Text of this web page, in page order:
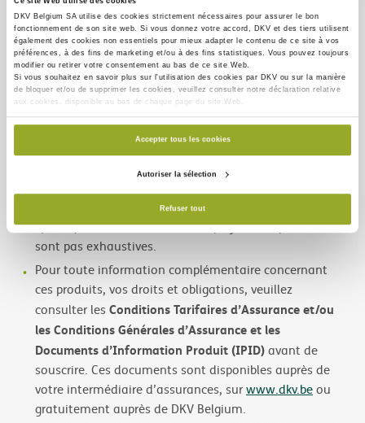
DKV Belgium SA utilise des cookies strictement nécessaires pour assurer le bon
fonctionnement de son site web. Si vous donnez votre accord, DKV et des tiers utilisent
également descookies non essentiels pour mieux adapter le contenu de ce site à vos
préférences, à des fins de marketing et/ou à des fins statistiques. Vous pouvez toujours
modifier ou retirer votre consentement au bas de ce site Web.
Si vous souhaitez en savoir plus sur l'utilisation des cookies par DKV ou sur la manière
de bloquer et/ou de supprimer les cookies, veuillez consulter notre déclaration relative
aux cookies, disponible au bas de chaque page du site Web.
Accepter tous les cookies
Autoriser la sélection
Refuser tout
majorité du marché, sur base notamment de
l’encaissement des compagnies considérées). Cet
événement bénéficie du soutien d’Assuralia et s’appuie
sur des partenaires de choix dans le secteur, à savoir : La
Libre Belgique, Comarch, Axis, Ensur. Plus d’info sur les
Ce document d’information a pour unique but de vous
donner un aperçu général desprincipales couvertures
n’est pas personnalisé en fonction de vos besoins
spécifiques et les informations qui y sont reprises ne
sont pas exhaustives.
Pour toute information complémentaire concernant
ces produits, vos droits et obligations, veuillez
consulter lesConditions Tarifaires d’Assurance et/ou
les Conditions Générales d’Assurance et les
Documents d’Information Produit (IPID)avant de
souscrire. Ces documents sont disponibles auprès de
votre intermédiaire d’assurances, surwww.dkv.beou
gratuitement auprès de DKV Belgium.